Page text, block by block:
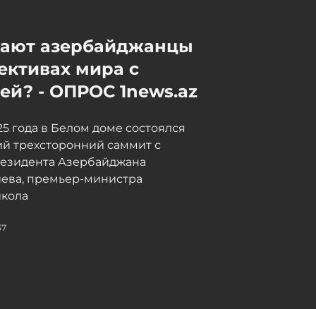
азербайджанцы
мира с
- ОПРОС 1news.az
года в Белом доме состоялся
трехсторонний саммит с
Азербайджана
премьер-министра